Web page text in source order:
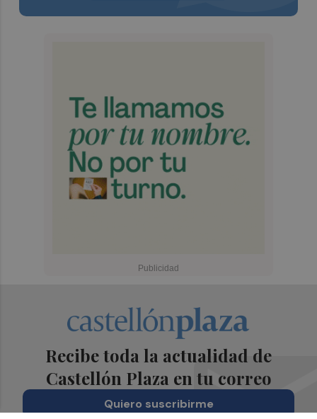
Recibe toda la actualidad de
Castellón Plaza en tu correo
Quiero suscribirme